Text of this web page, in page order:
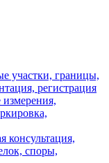
участки, границы,
регистрация
консультация,
споры,